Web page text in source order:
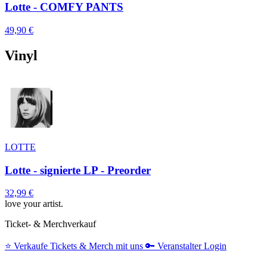
Lotte - COMFY PANTS
49,90 €
Vinyl
LOTTE
Lotte - signierte LP - Preorder
32,99 €
love your artist.
Ticket- & Merchverkauf
⭐️ Verkaufe Tickets & Merch mit uns 🔑 Veranstalter Login